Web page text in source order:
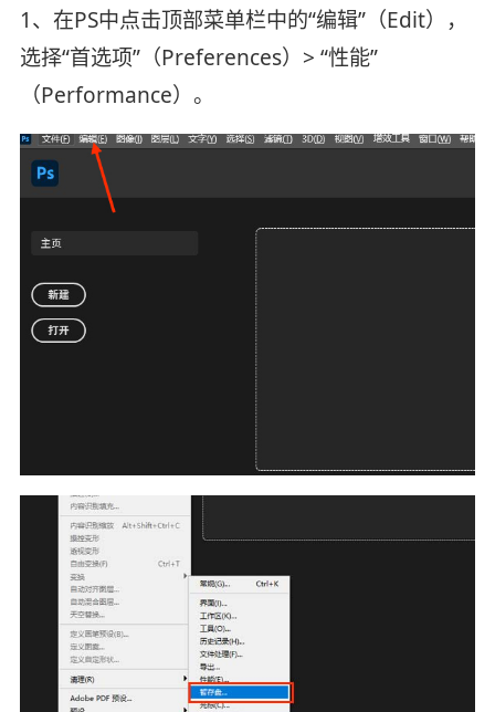
1、在PS中点击顶部菜单栏中的“编辑”（Edit），
选择“首选项”（Preferences）> “性能”
（Performance）。